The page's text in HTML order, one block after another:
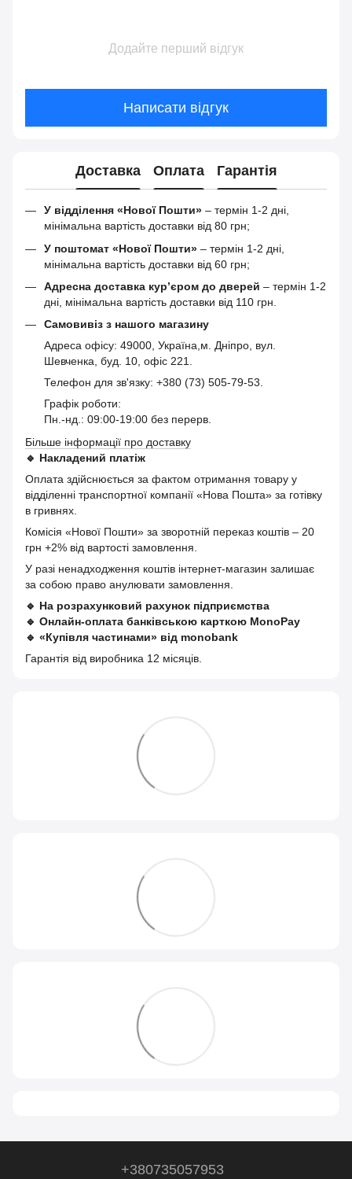
Додайте перший відгук
Написати відгук
Доставка Оплата Гарантія
У відділення «Нової Пошти» – термін 1-2 дні,
мінімальна вартість доставки від 80 грн;
У поштомат «Нової Пошти» – термін 1-2 дні,
мінімальна вартість доставки від 60 грн;
Адресна доставка кур’єром до дверей – термін 1-2
дні, мінімальна вартість доставки від 110 грн.
Самовивіз з нашого магазину
Адреса офісу: 49000, Україна,м. Дніпро, вул.
Шевченка, буд. 10, офіс 221.
Телефон для зв'язку: +380 (73) 505-79-53.
Графік роботи:
Пн.-нд.: 09:00-19:00 без перерв.
Більше інформації про доставку
🔹 Накладений платіж
Оплата здійснюється за фактом отримання товару у
відділенні транспортної компанії «Нова Пошта» за готівку
в гривнях.
Комісія «Нової Пошти» за зворотній переказ коштів – 20
грн +2% від вартості замовлення.
У разі ненадходження коштів інтернет-магазин залишає
за собою право анулювати замовлення.
🔹 На розрахунковий рахунок підприємства
🔹 Онлайн-оплата банківською карткою MonoPay
🔹 «Купівля частинами» від monobank
Гарантія від виробника 12 місяців.
+380735057953